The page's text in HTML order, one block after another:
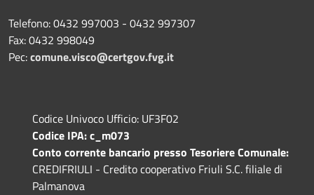
Telefono: 0432 997003 - 0432 997307
Fax: 0432 998049
Pec:comune.visco@certgov.fvg.it
Codice Univoco Ufficio: UF3F02
Codice IPA: c_m073
Conto corrente bancario presso Tesoriere Comunale:
CREDIFRIULI - Credito cooperativo Friuli S.C. filiale di
Palmanova